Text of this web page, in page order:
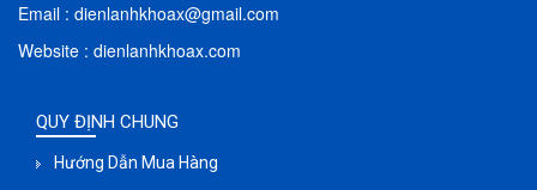
Email : dienlanhkhoax@gmail.com
Website : dienlanhkhoax.com
QUY ĐỊNH CHUNG
Hướng Dẫn Mua Hàng